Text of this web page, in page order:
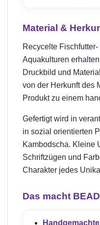
Material &
Recycelte
Aquakulturen
Druckbild und
von der Herkunft des
Produkt zu einem
Gefertigt wird in
in sozial orientierten
Kambodscha. Kleine
Schriftzügen und
Charakter jedes
Das macht